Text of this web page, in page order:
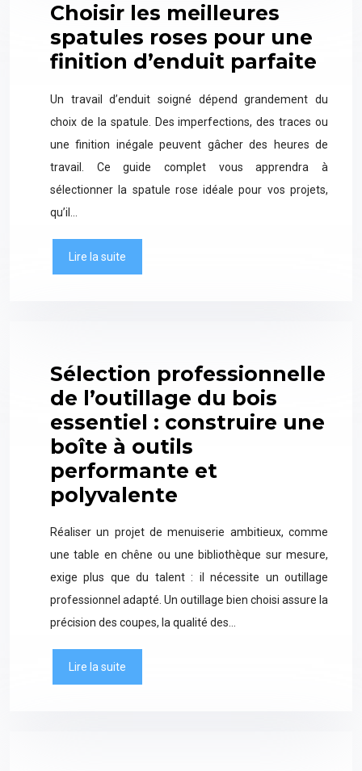
Choisir les meilleures
spatules roses pour une
finition d’enduit parfaite
Un travail d’enduit soigné dépend grandement du
choix de la spatule. Des imperfections, des traces ou
une finition inégale peuvent gâcher des heures de
travail. Ce guide complet vous apprendra à
sélectionner la spatule rose idéale pour vos projets,
qu’il…
Lire la suite
Sélection professionnelle
de l’outillage du bois
essentiel : construire une
boîte à outils
performante et
polyvalente
Réaliser un projet de menuiserie ambitieux, comme
une table en chêne ou une bibliothèque sur mesure,
exige plus que du talent : il nécessite un outillage
professionnel adapté. Un outillage bien choisi assure la
précision des coupes, la qualité des…
Lire la suite